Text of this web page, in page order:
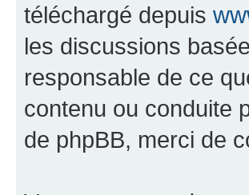
téléchargé depuis
les discussions
responsable de ce
contenu ou conduite
de phpBB, merci de